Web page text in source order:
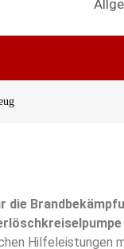
die
Hilfeleistungen